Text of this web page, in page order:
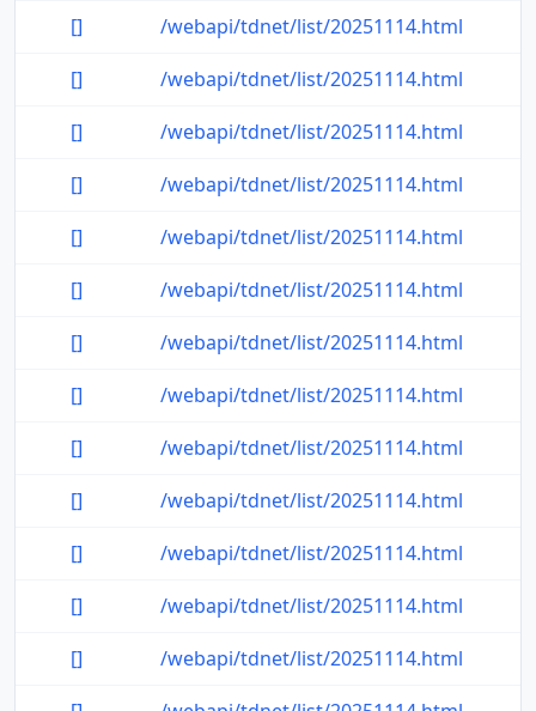
[]
/webapi/tdnet/list/20251114.html
[]
/webapi/tdnet/list/20251114.html
[]
/webapi/tdnet/list/20251114.html
[]
/webapi/tdnet/list/20251114.html
[]
/webapi/tdnet/list/20251114.html
[]
/webapi/tdnet/list/20251114.html
[]
/webapi/tdnet/list/20251114.html
[]
/webapi/tdnet/list/20251114.html
[]
/webapi/tdnet/list/20251114.html
[]
/webapi/tdnet/list/20251114.html
[]
/webapi/tdnet/list/20251114.html
[]
/webapi/tdnet/list/20251114.html
[]
/webapi/tdnet/list/20251114.html